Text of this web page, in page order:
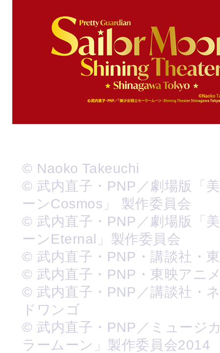
© Naoko Takeuchi
© 武内直子・PNP／劇場版「
ーンCosmos」 製作委員会
© 武内直子・PNP／劇場版「
ーンEternal」製作委員会
© 武内直子・PNP・講談社・
© 武内直子・PNP・東映アニ
© 武内直子・PNP／講談社・
ドワンゴ
© 武内直子・PNP／ミュージ
ラームーン」製作委員会2014